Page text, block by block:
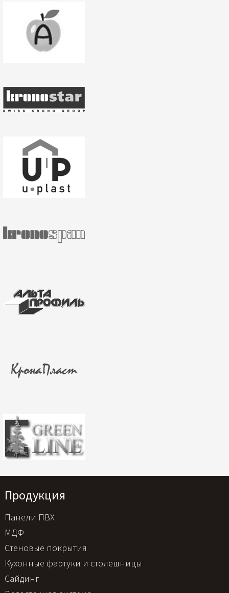
Продукция
Панели ПВХ
МДФ
Стеновые покрытия
Кухонные фартуки и столешницы
Сайдинг